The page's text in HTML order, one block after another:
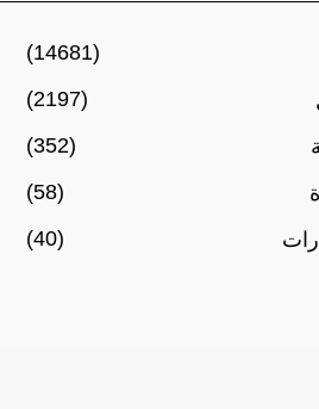
(14681)
(2197)
(352)
(58)
(40)